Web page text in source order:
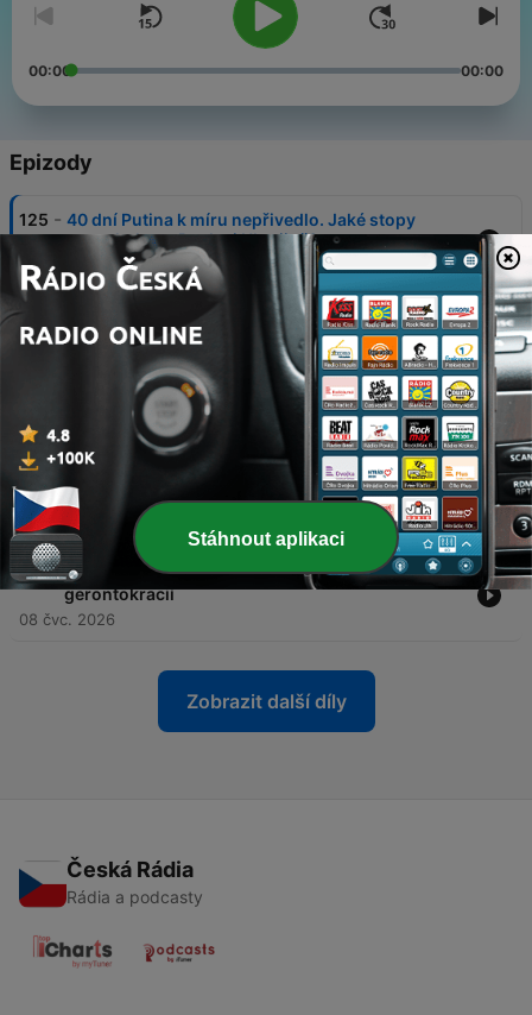
00:00 00:00
Epizody
125 - 40 dní Putina k míru nepřivedlo. Jaké stopy
zanechalo na Rusku i Ukrajině?
05 srp. 2026
Rusko i Ukrajina zesilují útoky, Putina rozladil
kazašský prezident, problémy se sankcemi
O dovolené v Rusku a Ukrajině. Vacation Edition
23 čvc. 2026
-
Vyhlížení cisteren, konec Borise Naděždina a
plán Andreje Melničenka
15 čvc. 2026
121 - Benzínky bojují s drony, propaganda s
gerontokracií
08 čvc. 2026
Zobrazit další díly
Česká Rádia
Rádia a podcasty
Stáhnout aplikaci